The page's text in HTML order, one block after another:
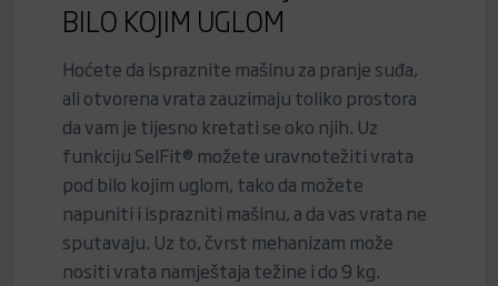
BILO KOJIM UGLOM
Hoćete da ispraznite mašinu za pranje suđa,
ali otvorena vrata zauzimaju toliko prostora
da vam je tijesno kretati se oko njih. Uz
funkciju SelFit® možete uravnotežiti vrata
pod bilo kojim uglom, tako da možete
napuniti i isprazniti mašinu, a da vas vrata ne
sputavaju. Uz to, čvrst mehanizam može
nositi vrata namještaja težine i do 9 kg.